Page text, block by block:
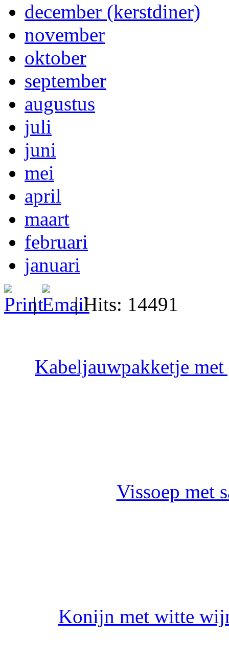
december (kerstdiner)
november
oktober
september
augustus
juli
juni
mei
april
maart
februari
januari
|
| Hits: 14491
Kabeljauwpakketje
Vissoep met
Konijn met witte